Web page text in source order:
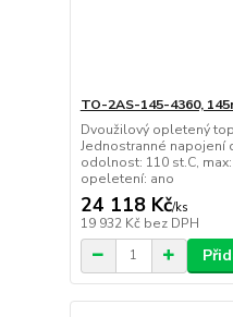
TO-2AS-145-4360,
Dvoužilový opletený
Jednostranné napojení
odolnost: 110 st.C,
opeletení: ano
24 118 Kč/ks
19 932 Kč bez DPH